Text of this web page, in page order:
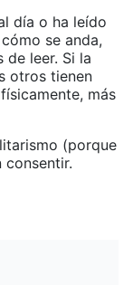
día o ha leído
se anda,
de leer. Si la
otros tienen
más
(porque
consentir.